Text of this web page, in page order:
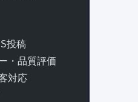
務                       │
SNS投稿                 │
ー・品質評価           │
顧客対応                │
操作                      │